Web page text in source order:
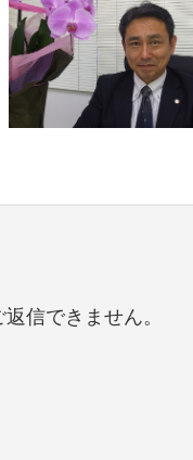
信できません。